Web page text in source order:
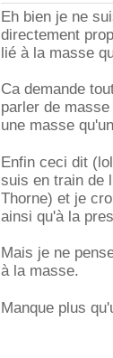
Eh bien je ne
directement
lié à la masse
Ca demande
parler de
une masse
Enfin ceci dit
suis en train de
Thorne) et je
ainsi qu'à la
Mais je ne
à la masse.
Manque plus